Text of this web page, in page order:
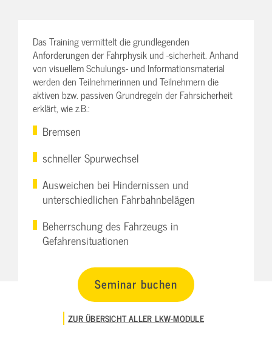
Das Training vermittelt die grundlegenden
Anforderungen der Fahrphysik und -sicherheit. Anhand
von visuellem Schulungs- und Informationsmaterial
werden den Teilnehmerinnen und Teilnehmern die
aktiven bzw. passiven Grundregeln der Fahrsicherheit
erklärt, wie z.B.:
Bremsen
schneller Spurwechsel
Ausweichen bei Hindernissen und
unterschiedlichen Fahrbahnbelägen
Beherrschung des Fahrzeugs in
Gefahrensituationen
Seminar buchen
ZUR ÜBERSICHT ALLER LKW-MODULE